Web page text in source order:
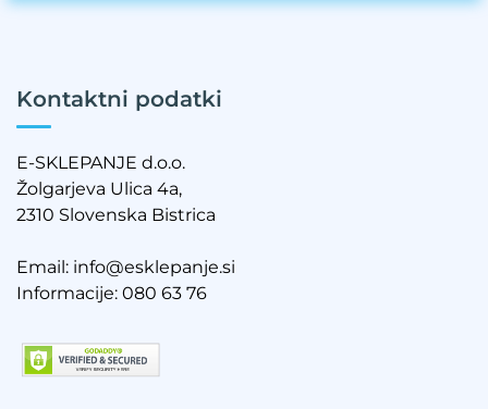
Kontaktni podatki
E-SKLEPANJE d.o.o.
Žolgarjeva Ulica 4a,
2310 Slovenska Bistrica
Email: info@esklepanje.si
Informacije: 080 63 76